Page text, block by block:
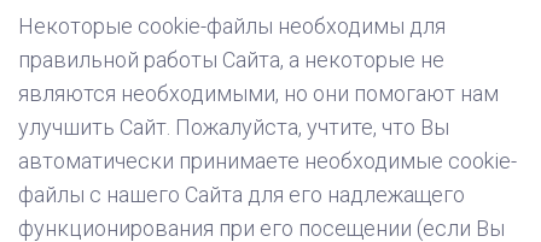
Некоторые cookie-файлы необходимы для
правильной работы Сайта, а некоторые не
являются необходимыми, но они помогают нам
улучшить Сайт. Пожалуйста, учтите, что Вы
автоматически принимаете необходимые cookie-
файлы с нашего Сайта для его надлежащего
функционирования при его посещении (если Вы